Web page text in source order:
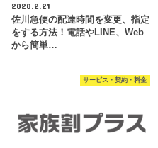
2020.2.21
佐川急便の配達時間を変更、指定
をする方法！電話やLINE、Web
から簡単…
サービス・契約・料金